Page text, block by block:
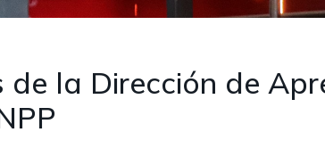
la Dirección de